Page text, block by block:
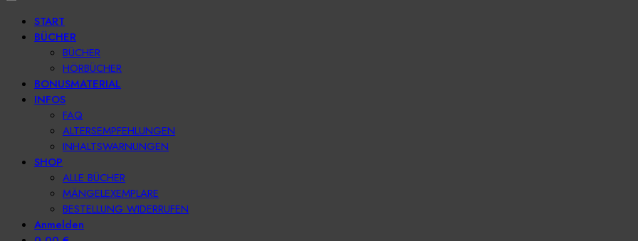
START
BÜCHER
BÜCHER
HÖRBÜCHER
BONUSMATERIAL
INFOS
FAQ
ALTERSEMPFEHLUNGEN
INHALTSWARNUNGEN
SHOP
ALLE BÜCHER
MÄNGELEXEMPLARE
BESTELLUNG WIDERRUFEN
Anmelden